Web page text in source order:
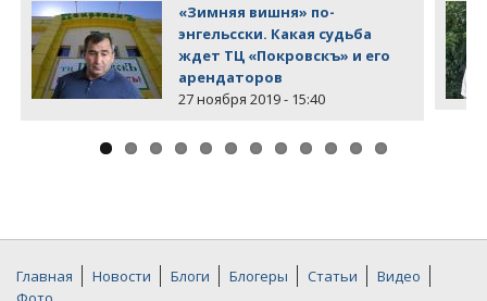
«Зимняя вишня» по-
энгельсски. Какая судьба
ждет ТЦ «Покровскъ» и его
арендаторов
27 ноября 2019 - 15:40
Главная Новости Блоги Блогеры Статьи
Видео